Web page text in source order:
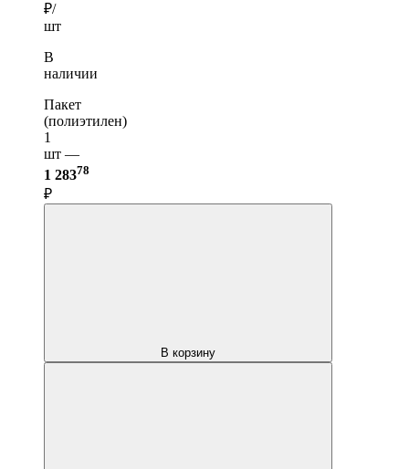
₽/
шт
В
наличии
Пакет
(полиэтилен)
1
шт —
1 28378
₽
В корзину